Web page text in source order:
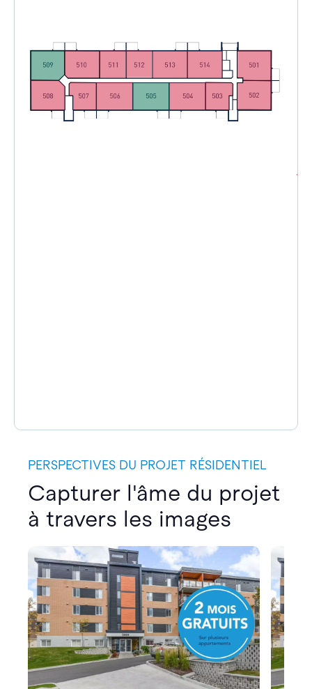
PERSPECTIVES DU PROJET RÉSIDENTIEL
Capturer l'âme du projet
à travers les images